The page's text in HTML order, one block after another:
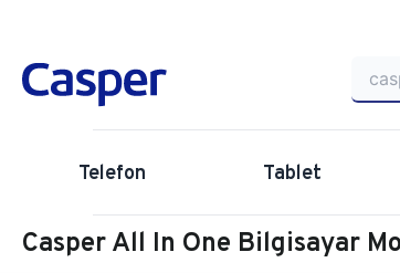
Telefon Tablet
Casper All In One Bilgisayar